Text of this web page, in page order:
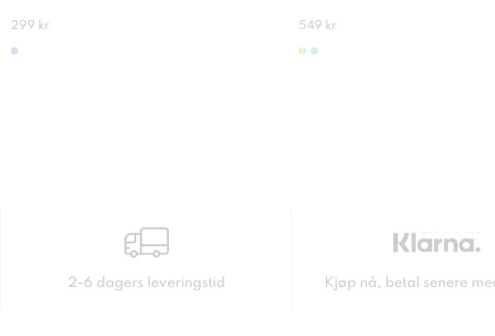
299 kr 549 kr
2-6 dagers leveringstid Kjøp nå, betal senere